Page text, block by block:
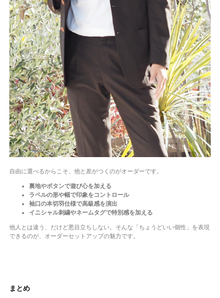
自由に選べるからこそ、他と差がつくのがオーダーです。
裏地やボタンで遊び心を加える
ラペルの形や幅で印象をコントロール
袖口の本切羽仕様で高級感を演出
イニシャル刺繍やネームタグで特別感を加える
他人とは違う、だけど悪目立ちしない。そんな「ちょうどいい個性」を表現
できるのが、オーダーセットアップの魅力です。
まとめ